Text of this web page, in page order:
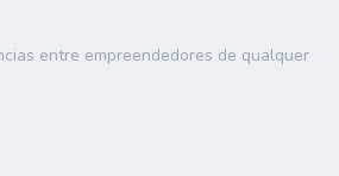
entre empreendedores de qualquer